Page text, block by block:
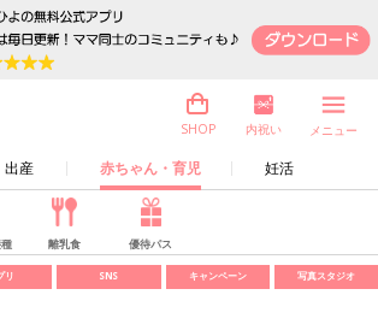
出産 赤ちゃん・育児 妊活
SHOP 内祝い メニュー
離乳食 優待パス
リ SNS キャンペーン 写真スタジオ